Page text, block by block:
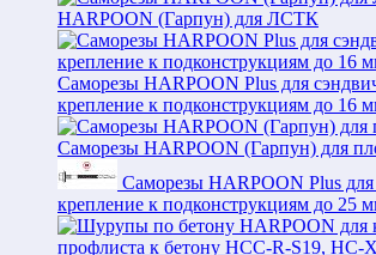
HARPOON (Гарпун) для ЛСТК
Саморезы HARPOON Plus для
крепление к подконструкциям до 16
Саморезы HARPOON (Гарпун) для
Саморезы HARPOON Plus для
крепление к подконструкциям до 25